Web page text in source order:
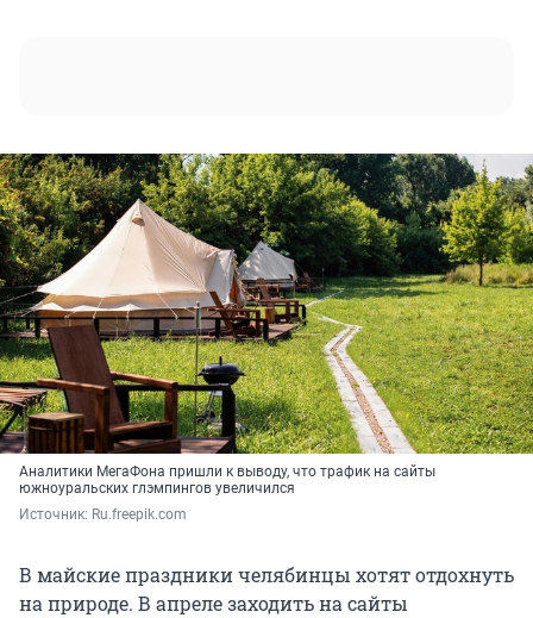
Аналитики МегаФона пришли к выводу, что трафик на сайты
южноуральских глэмпингов увеличился
Источник: Ru.freepik.com
В майские праздники челябинцы хотят отдохнуть
на природе. В апреле заходить на сайты